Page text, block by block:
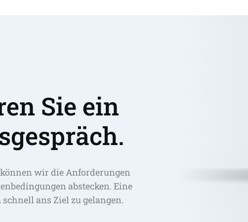
Sie ein
wir die Anforderungen
abstecken. Eine
ans Ziel zu gelangen.